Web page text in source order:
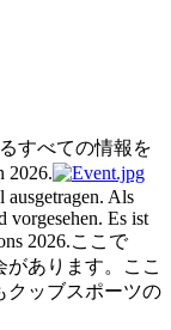
すべての情報を
2026.
Als
vorgesehen. Es ist
2026.ここで
あります。ここ
クッブスポーツの